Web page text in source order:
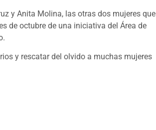
y Anita Molina, las otras dos mujeres que
de octubre de una iniciativa del Área de
y rescatar del olvido a muchas mujeres